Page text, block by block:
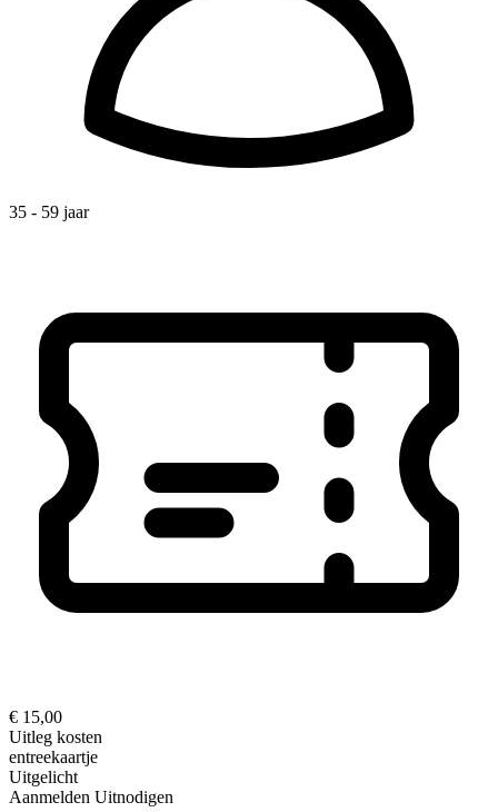
35 - 59 jaar
€ 15,00
Uitleg kosten
entreekaartje
Uitgelicht
Aanmelden Uitnodigen